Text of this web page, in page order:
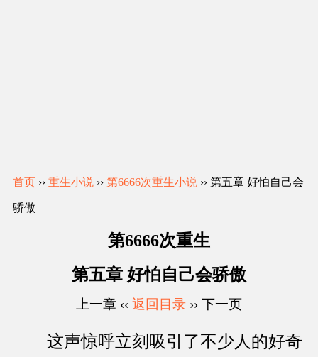
首页 ›› 重生小说 ›› 第6666次重生小说 ›› 第五章 好怕自己会
骄傲
第6666次重生
第五章 好怕自己会骄傲
上一章 ‹‹ 返回目录 ›› 下一页
这声惊呼立刻吸引了不少人的好奇